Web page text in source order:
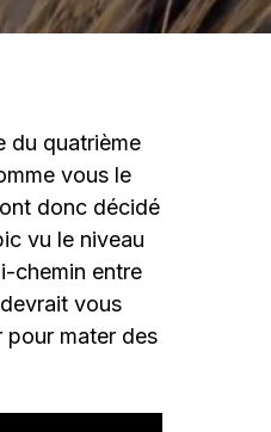
du quatrième
vous le
donc décidé
vu le niveau
chemin entre
vous
pour mater des